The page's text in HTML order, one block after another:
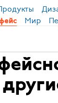
Мир